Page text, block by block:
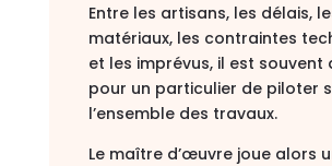
Entre les artisans, les délais,
matériaux, les contraintes
et les imprévus, il est souvent
pour un particulier de piloter
l’ensemble des travaux.
Le maître d’œuvre joue alors